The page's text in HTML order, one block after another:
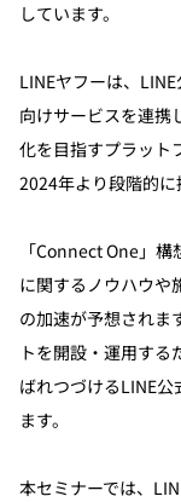
しています。
LINEヤフーは、
向けサービスを連携
化を目指すプラット
2024年より段階的に
「Connect One」
に関するノウハウや
の加速が予想されま
トを開設・運用す
ばれつづけるLINE
ます。
本セミナーでは、